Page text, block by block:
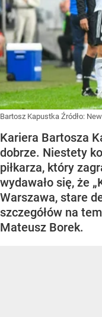
Bartosz Kapustka Źródło:
Kariera Bartosza
dobrze. Niestety
piłkarza, który
wydawało się, że
Warszawa, stare
szczegółów na
Mateusz Borek.